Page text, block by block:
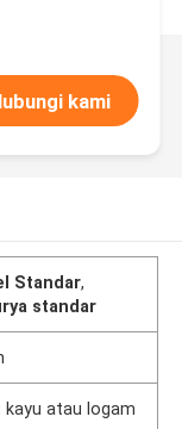
kami
Standar,
standar
atau logam